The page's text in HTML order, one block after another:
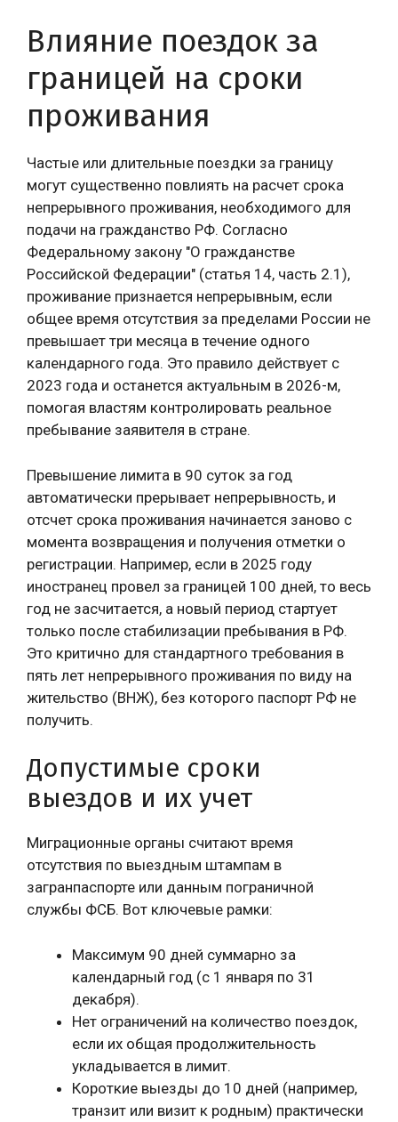
Влияние поездок за
границей на сроки
проживания
Частые или длительные поездки за границу
могут существенно повлиять на расчет срока
непрерывного проживания, необходимого для
подачи на гражданство РФ. Согласно
Федеральному закону "О гражданстве
Российской Федерации" (статья 14, часть 2.1),
проживание признается непрерывным, если
общее время отсутствия за пределами России не
превышает три месяца в течение одного
календарного года. Это правило действует с
2023 года и останется актуальным в 2026-м,
помогая властям контролировать реальное
пребывание заявителя в стране.
Превышение лимита в 90 суток за год
автоматически прерывает непрерывность, и
отсчет срока проживания начинается заново с
момента возвращения и получения отметки о
регистрации. Например, если в 2025 году
иностранец провел за границей 100 дней, то весь
год не засчитается, а новый период стартует
только после стабилизации пребывания в РФ.
Это критично для стандартного требования в
пять лет непрерывного проживания по виду на
жительство (ВНЖ), без которого паспорт РФ не
получить.
Допустимые сроки
выездов и их учет
Миграционные органы считают время
отсутствия по выездным штампам в
загранпаспорте или данным пограничной
службы ФСБ. Вот ключевые рамки:
Максимум 90 дней суммарно за
календарный год (с 1 января по 31
декабря).
Нет ограничений на количество поездок,
если их общая продолжительность
укладывается в лимит.
Короткие выезды до 10 дней (например,
транзит или визит к родным) практически